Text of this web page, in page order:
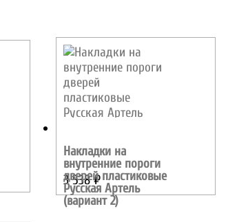
Накладки на
внутренние пороги
дверей пластиковые
Русская Артель
(вариант 2)
3 538₽